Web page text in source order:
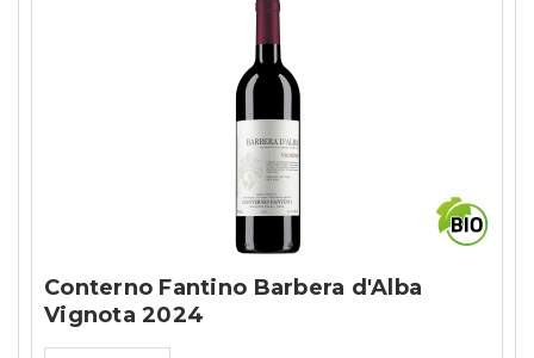
Conterno Fantino Barbera d'Alba
Vignota 2024